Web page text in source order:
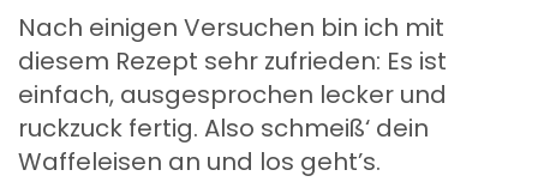
Nach einigen Versuchen bin ich mit
diesem Rezept sehr zufrieden: Es ist
einfach, ausgesprochen lecker und
ruckzuck fertig. Also schmeiß‘ dein
Waffeleisen an und los geht’s.